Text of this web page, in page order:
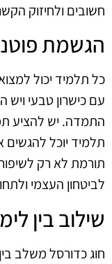
חשובים ולחיזוק
הגשמת
כל תלמיד יכול
עם כישרון טבעי
התמדה. יש להציע
תלמיד יוכל להגשים
תורמת לא רק
לביטחון העצמי
שילוב בין
חוג כדורסל משלב